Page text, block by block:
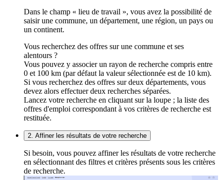
Dans le champ « lieu de travail », vous avez la possibilité de
saisir une commune, un département, une région, un pays ou
un continent.
Vous recherchez des offres sur une commune et ses
alentours ?
Vous pouvez y associer un rayon de recherche compris entre
0 et 100 km (par défaut la valeur sélectionnée est de 10 km).
Si vous recherchez des offres sur deux départements, vous
devez alors effectuer deux recherches séparées.
Lancez votre recherche en cliquant sur la loupe ; la liste des
offres d'emploi correspondant à vos critères de recherche est
restituée.
2. Affiner les résultats de votre recherche
Si besoin, vous pouvez affiner les résultats de votre recherche
en sélectionnant des filtres et critères présents sous les critères
de recherche.